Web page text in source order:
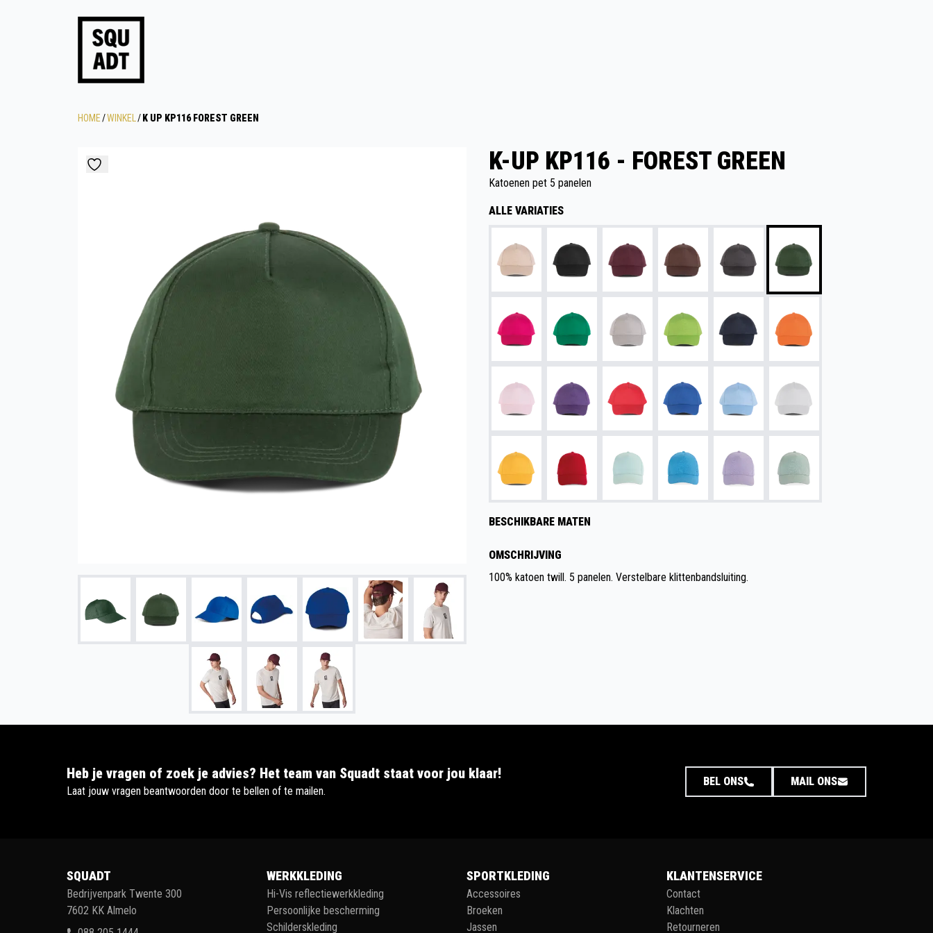
HOME/WINKEL / K UP KP116 FOREST GREEN
K-UP KP116 - FOREST GREEN
Katoenen pet 5 panelen
ALLE VARIATIES
BESCHIKBARE MATEN
OMSCHRIJVING
100% katoen twill. 5 panelen. Verstelbare klittenbandsluiting.
Heb je vragen of zoek je advies? Het team van Squadt staat voor jou klaar!
Laat jouw vragen beantwoorden door te bellen of te mailen.
BEL ONS MAIL ONS
SQUADT
Bedrijvenpark Twente 300
7602 KK Almelo
WERKKLEDING
Hi-Vis reflectiewerkkleding
Persoonlijke bescherming
Schilderskleding
SPORTKLEDING
Accessoires
Broeken
Jassen
KLANTENSERVICE
Contact
Klachten
Retourneren